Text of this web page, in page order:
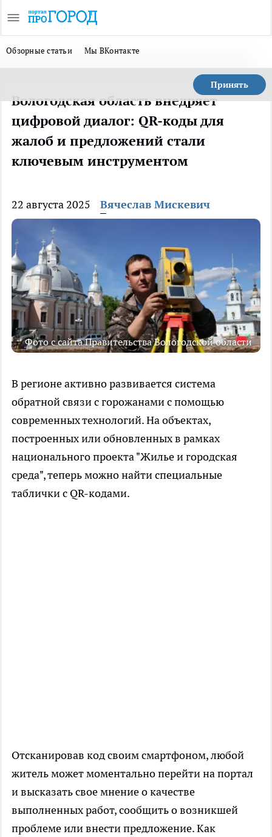
Обзорные статьи Мы ВКонтакте
Принять
Вологодская область внедряет
цифровой диалог: QR-коды для
жалоб и предложений стали
ключевым инструментом
22 августа 2025 Вячеслав Мискевич
Фото с сайта Правительства Вологодской области
В регионе активно развивается система
обратной связи с горожанами с помощью
современных технологий. На объектах,
построенных или обновленных в рамках
национального проекта "Жилье и городская
среда", теперь можно найти специальные
таблички с QR-кодами.
Отсканировав код своим смартфоном, любой
житель может моментально перейти на портал
и высказать свое мнение о качестве
выполненных работ, сообщить о возникшей
проблеме или внести предложение. Как